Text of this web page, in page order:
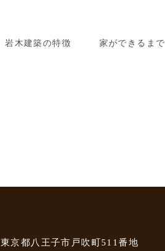
岩木建築の特徴 家ができるまで
東京都八王子市戸吹町511番地